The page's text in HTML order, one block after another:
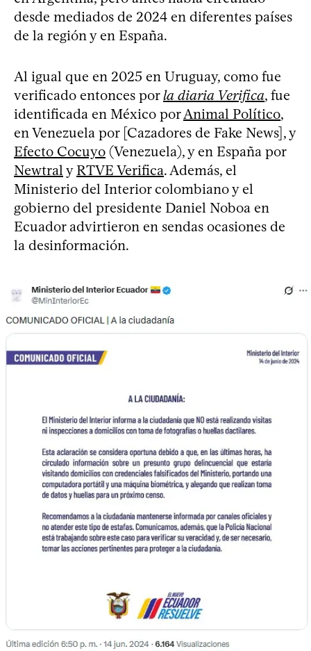
desde mediados de 2024 en diferentes países
de la región y en España.
Al igual que en 2025 en Uruguay, como fue
verificado entonces porla diaria Verifica, fue
identificada en México porAnimal Político,
en Venezuela por [Cazadores de Fake News], y
Efecto Cocuyo (Venezuela), y en España por
Newtral yRTVE Verifica. Además, el
Ministerio del Interior colombiano y el
gobierno del presidente Daniel Noboa en
Ecuador advirtieron en sendas ocasiones de
la desinformación.